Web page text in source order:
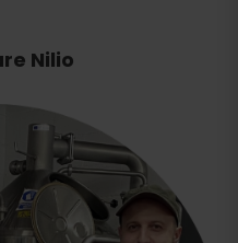
Nilio